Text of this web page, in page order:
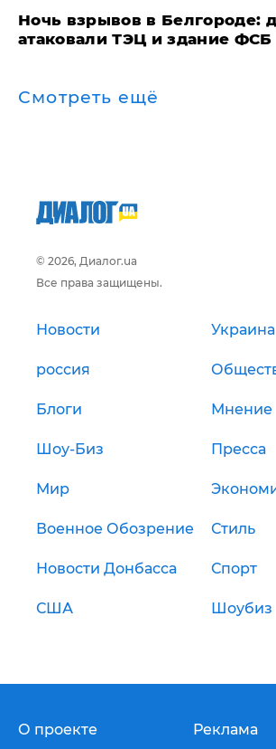
​Ночь взрывов в Белгороде:
атаковали ТЭЦ и здание ФСБ
Смотреть ещё
© 2026, Диалог.ua
Все права защищены.
Новости Украина
россия
Блоги Мнение
Шоу-Биз Пресса
Мир
Военное Обозрение Стиль
Новости Донбасса Спорт
США Шоубиз
О проекте Реклама